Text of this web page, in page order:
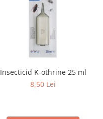
Insecticid K-othrine 25 ml
8,50 Lei